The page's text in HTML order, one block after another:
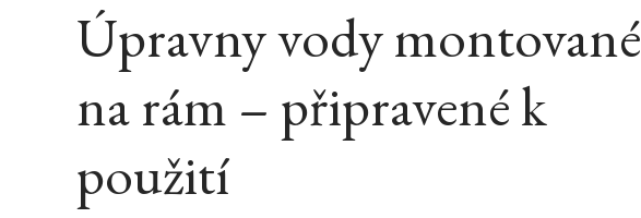
Úpravny vody montované
na rám – připravené k
použití